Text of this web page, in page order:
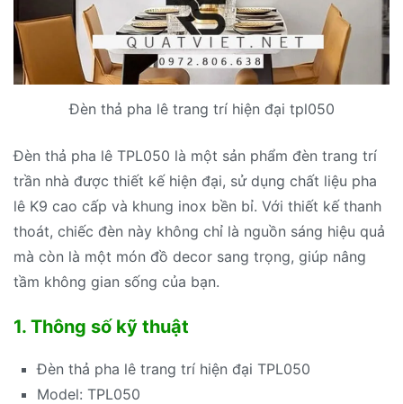
Đèn thả pha lê trang trí hiện đại tpl050
Đèn thả pha lê TPL050 là một sản phẩm đèn trang trí
trần nhà được thiết kế hiện đại, sử dụng chất liệu pha
lê K9 cao cấp và khung inox bền bỉ. Với thiết kế thanh
thoát, chiếc đèn này không chỉ là nguồn sáng hiệu quả
mà còn là một món đồ decor sang trọng, giúp nâng
tầm không gian sống của bạn.
1. Thông số kỹ thuật
Đèn thả pha lê trang trí hiện đại TPL050
Model: TPL050